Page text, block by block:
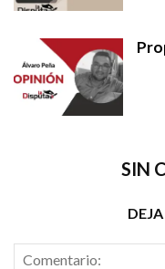
SIN